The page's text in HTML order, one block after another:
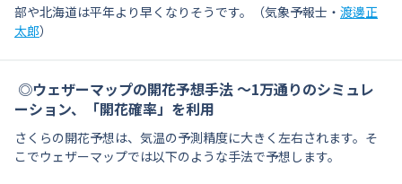
部や北海道は平年より早くなりそうです。（気象予報士・ 渡邊正
太郎）
◎ウェザーマップの開花予想手法 〜1万通りのシミュレ
ーション、「開花確率」を利用
さくらの開花予想は、気温の予測精度に大きく左右されます。そ
こでウェザーマップでは以下のような手法で予想します。